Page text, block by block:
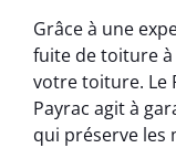
Grâce à une
fuite de toiture à
votre toiture. Le
Payrac agit à
qui préserve les